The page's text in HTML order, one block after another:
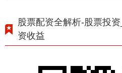
股票配资全解析-股票投
资收益